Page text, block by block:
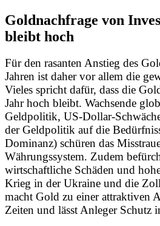
Goldnachfrage von
bleibt hoch
Für den rasanten Anstieg des
Jahren ist daher vor allem die
Vieles spricht dafür, dass die
Jahr hoch bleibt. Wachsende
Geldpolitik, US-Dollar-
der Geldpolitik auf die
Dominanz) schüren das
Währungssystem. Zudem
wirtschaftliche Schäden und
Krieg in der Ukraine und die
macht Gold zu einer attraktiven
Zeiten und lässt Anleger Schutz